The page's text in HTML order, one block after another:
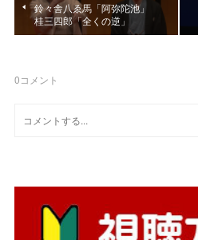
鈴々舎八ゑ馬「阿弥陀池」
桂三四郎「全くの逆」
0コメント